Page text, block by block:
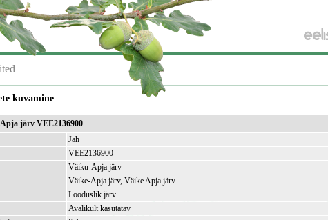
kuvamine
järv VEE2136900
Jah
VEE2136900
Väiku-Apja järv
Väike-Apja järv, Väike Apja järv
Looduslik järv
Avalikult kasutatav